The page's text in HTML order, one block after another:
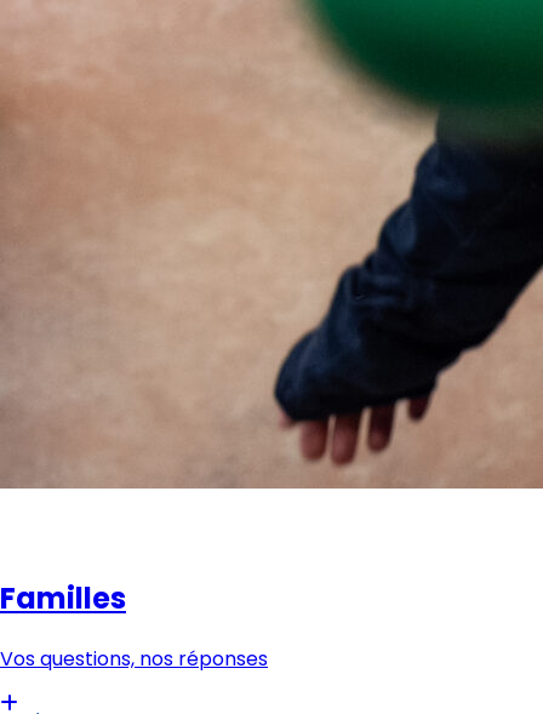
Familles
Vos questions, nos réponses